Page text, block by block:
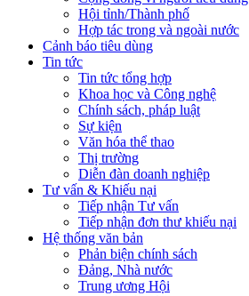
Hội tỉnh/Thành phố
Hợp tác trong và ngoài nước
Cảnh báo tiêu dùng
Tin tức
Tin tức tổng hợp
Khoa học và Công nghệ
Chính sách, pháp luật
Sự kiện
Văn hóa thể thao
Thị trường
Diễn đàn doanh nghiệp
Tư vấn & Khiếu nại
Tiếp nhận Tư vấn
Tiếp nhận đơn thư khiếu nại
Hệ thống văn bản
Phản biện chính sách
Đảng, Nhà nước
Trung ương Hội